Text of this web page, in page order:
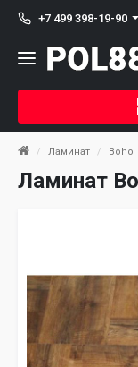
+7 499 398-19-90
Ламинат Boho
Ламинат